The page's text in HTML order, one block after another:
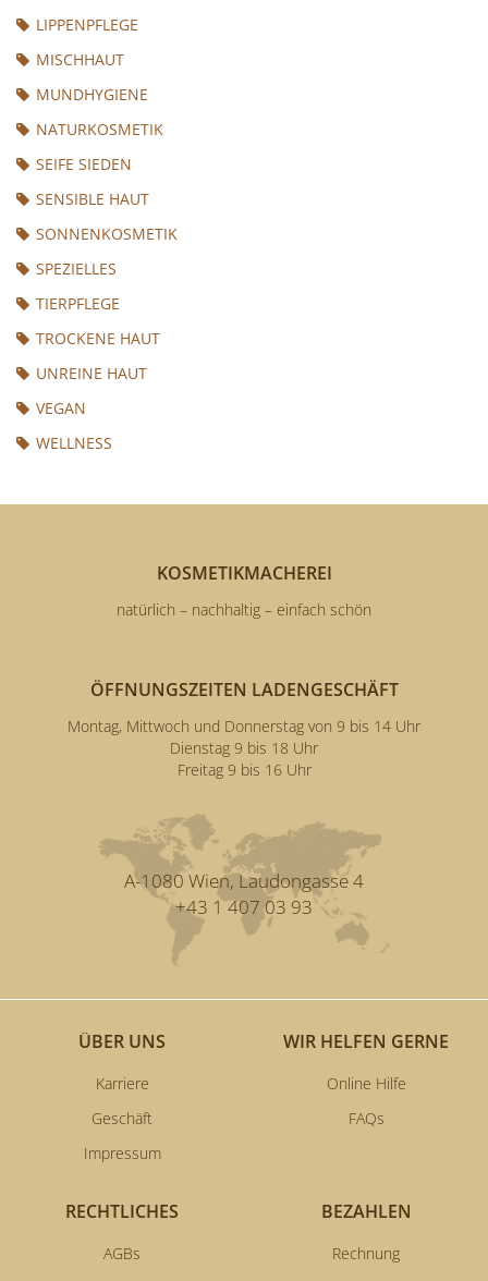
LIPPENPFLEGE
MISCHHAUT
MUNDHYGIENE
NATURKOSMETIK
SEIFE SIEDEN
SENSIBLE HAUT
SONNENKOSMETIK
SPEZIELLES
TIERPFLEGE
TROCKENE HAUT
UNREINE HAUT
VEGAN
WELLNESS
KOSMETIKMACHEREI
natürlich – nachhaltig – einfach schön
ÖFFNUNGSZEITEN LADENGESCHÄFT
Montag, Mittwoch und Donnerstag von 9 bis 14 Uhr
Dienstag 9 bis 18 Uhr
Freitag 9 bis 16 Uhr
A-1080 Wien, Laudongasse 4
+43 1 407 03 93
ÜBER UNS
Karriere
Geschäft
Impressum
WIR HELFEN GERNE
Online Hilfe
FAQs
RECHTLICHES
AGBs
BEZAHLEN
Rechnung